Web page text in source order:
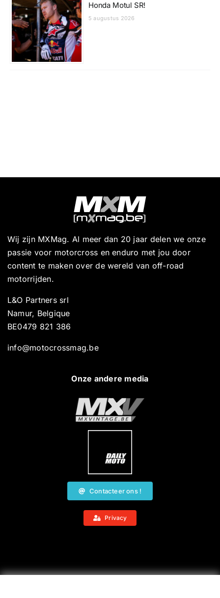
Honda Motul SR!
5 augustus 2026
Wij zijn MXMag. Al meer dan 20 jaar delen we onze
passie voor motorcross en enduro met jou door
content te maken over de wereld van off-road
motorrijden.
L&O Partners srl
Namur, Belgique
BE0479 821 386
info@motocrossmag.be
Onze andere media
Contacteer ons !
Privacy